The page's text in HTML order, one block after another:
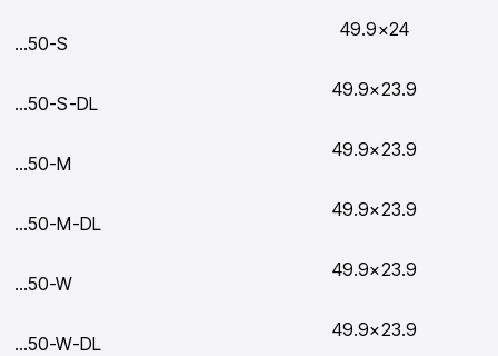
…50-S
49.9×24
…50-S-DL
49.9×23.9
…50-M
49.9×23.9
…50-M-DL
49.9×23.9
…50-W
49.9×23.9
…50-W-DL
49.9×23.9